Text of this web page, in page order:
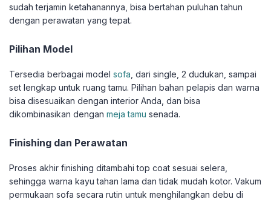
sudah terjamin ketahanannya, bisa bertahan puluhan tahun
dengan perawatan yang tepat.
Pilihan Model
Tersedia berbagai model sofa , dari single, 2 dudukan, sampai
set lengkap untuk ruang tamu. Pilihan bahan pelapis dan warna
bisa disesuaikan dengan interior Anda, dan bisa
dikombinasikan dengan meja tamu senada.
Finishing dan Perawatan
Proses akhir finishing ditambahi top coat sesuai selera,
sehingga warna kayu tahan lama dan tidak mudah kotor. Vakum
permukaan sofa secara rutin untuk menghilangkan debu di